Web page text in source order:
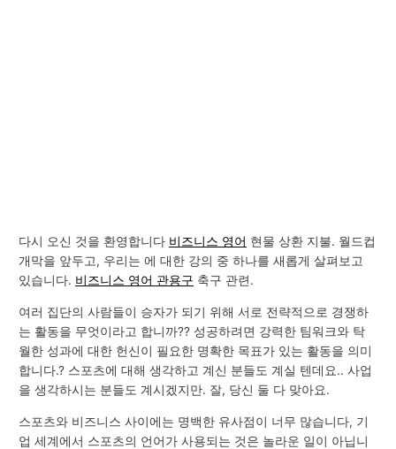
다시 오신 것을 환영합니다 비즈니스 영어 현물 상환 지불. 월드컵
개막을 앞두고, 우리는 에 대한 강의 중 하나를 새롭게 살펴보고
있습니다. 비즈니스 영어 관용구 축구 관련.
여러 집단의 사람들이 승자가 되기 위해 서로 전략적으로 경쟁하
는 활동을 무엇이라고 합니까?? 성공하려면 강력한 팀워크와 탁
월한 성과에 대한 헌신이 필요한 명확한 목표가 있는 활동을 의미
합니다.? 스포츠에 대해 생각하고 계신 분들도 계실 텐데요.. 사업
을 생각하시는 분들도 계시겠지만. 잘, 당신 둘 다 맞아요.
스포츠와 비즈니스 사이에는 명백한 유사점이 너무 많습니다, 기
업 세계에서 스포츠의 언어가 사용되는 것은 놀라운 일이 아닙니